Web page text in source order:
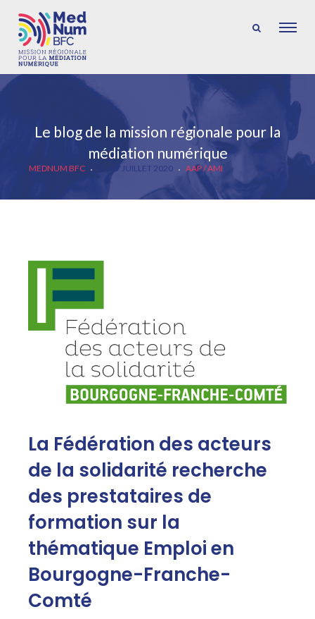
MEDNUM BFC 27 JUILLET 2020 AAP / AMI
Le blog de la mission régionale pour la
médiation numérique
La Fédération des acteurs
de la solidarité recherche
des prestataires de
formation sur la
thématique Emploi en
Bourgogne-Franche-
Comté